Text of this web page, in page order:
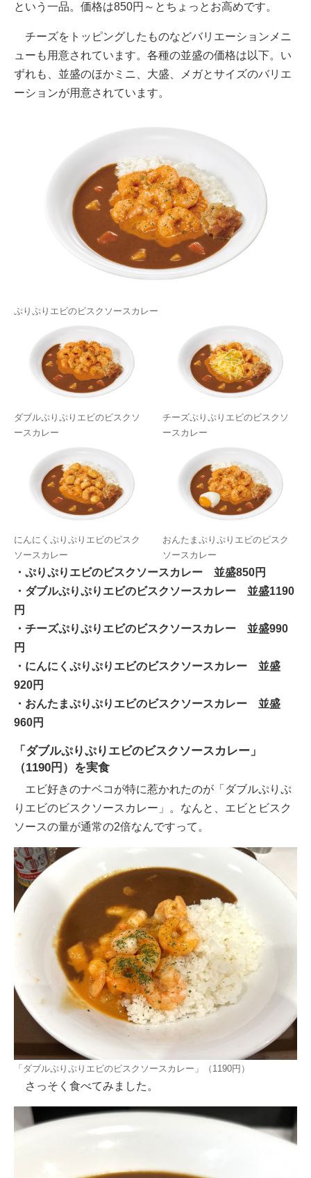
という一品。価格は850円～とちょっとお高めです。
チーズをトッピングしたものなどバリエーションメニ
ューも用意されています。各種の並盛の価格は以下。い
ずれも、並盛のほかミニ、大盛、メガとサイズのバリエ
ーションが用意されています。
ぷりぷりエビのビスクソースカレー
ダブルぷりぷりエビのビスクソ
ースカレー
チーズぷりぷりエビのビスクソ
ースカレー
にんにくぷりぷりエビのビスク
ソースカレー
おんたまぷりぷりエビのビスク
ソースカレー
・ぷりぷりエビのビスクソースカレー 並盛850円
・ダブルぷりぷりエビのビスクソースカレー 並盛1190
円
・チーズぷりぷりエビのビスクソースカレー 並盛990
円
・にんにくぷりぷりエビのビスクソースカレー 並盛
920円
・おんたまぷりぷりエビのビスクソースカレー 並盛
960円
「ダブルぷりぷりエビのビスクソースカレー」
（1190円）を実食
エビ好きのナベコが特に惹かれたのが「ダブルぷりぷ
りエビのビスクソースカレー」。なんと、エビとビスク
ソースの量が通常の2倍なんですって。
「ダブルぷりぷりエビのビスクソースカレー」（1190円）
さっそく食べてみました。